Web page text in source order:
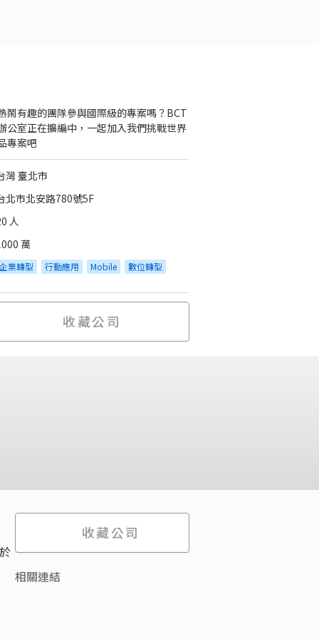
鬧有趣的團隊參與國際級的專案嗎？BCT
公室正在擴編中，一起加入我們挑戰世界
專案吧
灣 臺北市
北市北安路780號5F
人
萬
企業轉型 行動應用 Mobile 數位轉型
收藏公司
收藏公司
相關連結